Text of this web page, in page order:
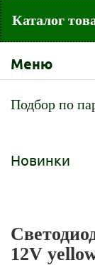
Каталог
Меню
Подбор по
Новинки
12V